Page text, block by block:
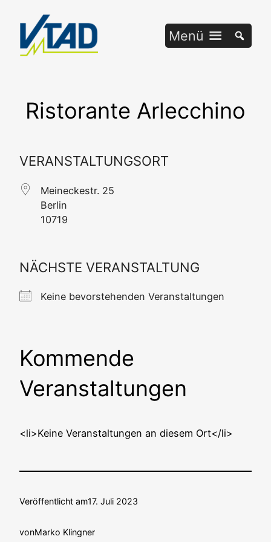
springen
Menü
Ristorante Arlecchino
VERANSTALTUNGSORT
Meine­ckestr. 25
Ber­lin
10719
NÄCHSTE VERANSTALTUNG
Kei­ne bevor­ste­hen­den Veranstaltungen
Kommende
Veranstaltungen
<li>Keine Ver­an­stal­tun­gen an die­sem Ort</li>
Veröffentlicht am17. Juli 2023
vonMarko Klingner